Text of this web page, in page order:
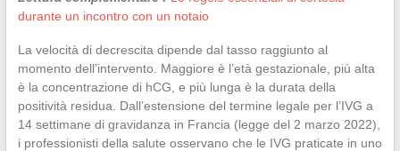
durante un incontro con un notaio
La velocità di decrescita dipende dal tasso raggiunto al
momento dell’intervento. Maggiore è l’età gestazionale, più alta
è la concentrazione di hCG, e più lunga è la durata della
positività residua. Dall’estensione del termine legale per l’IVG a
14 settimane di gravidanza in Francia (legge del 2 marzo 2022),
i professionisti della salute osservano che le IVG praticate in uno